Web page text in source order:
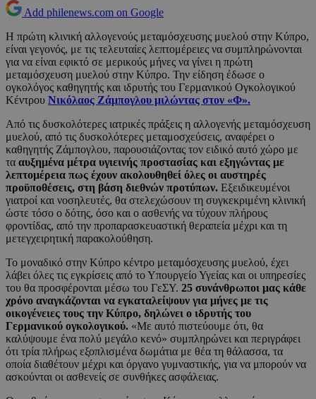
Add philenews.com on Google
H πρώτη κλινική αλλογενούς μεταμόσχευσης μυελού στην Κύπρο,
είναι γεγονός, με τις τελευταίες λεπτομέρειες να συμπληρώνονται
για να είναι εφικτό σε μερικούς μήνες να γίνει η πρώτη
μεταμόσχευση μυελού στην Κύπρο. Την είδηση έδωσε ο
oγκολόγος καθηγητής και ιδρυτής του Γερμανικού Ογκολογικού
Κέντρου Νικόλαος Ζάμπογλου μιλώντας στον «Φ».
Από τις δυσκολότερες ιατρικές πράξεις η αλλογενής μεταμόσχευση
μυελού, από τις δυσκολότερες μεταμοσχεύσεις, αναφέρει ο
καθηγητής Ζάμπογλου, παρουσιάζοντας τον ειδικό αυτό χώρο με
τα αυξημένα μέτρα υγιεινής προστασίας και εξηγώντας με
λεπτομέρεια πως έχουν ακολουθηθεί όλες οι αυστηρές
προϋποθέσεις, στη βάση διεθνών προτύπων. Εξειδικευμένοι
γιατροί και νοσηλευτές, θα στελεχώσουν τη συγκεκριμένη κλινική
ώστε τόσο ο δότης, όσο και ο ασθενής να τύχουν πλήρους
φροντίδας, από την προπαρασκευαστική θεραπεία μέχρι και τη
μετεγχειρητική παρακολούθηση.
Το μοναδικό στην Κύπρο κέντρο μεταμόσχευσης μυελού, έχει
λάβει όλες τις εγκρίσεις από το Υπουργείο Υγείας και οι υπηρεσίες
του θα προσφέρονται μέσω του ΓεΣΥ. 25 συνάνθρωποι μας κάθε
χρόνο αναγκάζονται να εγκαταλείψουν για μήνες με τις
οικογένειες τους την Κύπρο, δηλώνει ο ιδρυτής του
Γερμανικού ογκολογικού. «Με αυτό πιστεύουμε ότι, θα
καλύψουμε ένα πολύ μεγάλο κενό» συμπληρώνει και περιγράφει
ότι τρία πλήρως εξοπλισμένα δωμάτια με θέα τη θάλασσα, τα
οποία διαθέτουν μέχρι και όργανο γυμναστικής, για να μπορούν να
ασκούνται οι ασθενείς σε συνθήκες ασφάλειας.